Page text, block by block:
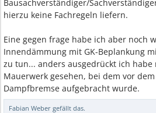
Bausachverständiger/
hierzu keine Fachregeln liefern.
Eine gegen frage habe ich aber noch
Innendämmung mit GK-Beplankung
zu tun... anders ausgedrückt ich habe
Mauerwerk gesehen, bei dem vor
Dampfbremse aufgebracht wurde.
Fabian Weber gefällt das.